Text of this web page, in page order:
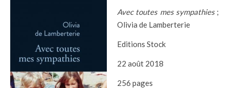
Avec toutes mes sympathies ;
Olivia de Lamberterie
Editions Stock
22 août 2018
256 pages